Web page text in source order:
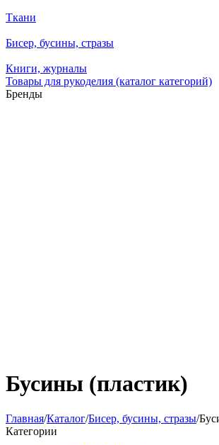
Ткани
Бисер, бусины, стразы
Книги, журналы
Товары для рукоделия (каталог категорий)
Бренды
Бусины (пластик)
Главная/Каталог/Бисер, бусины, стразы/
Категории